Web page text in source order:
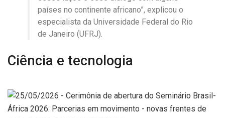
países no continente africano”, explicou o
especialista da Universidade Federal do Rio
de Janeiro (UFRJ).
Ciência e tecnologia